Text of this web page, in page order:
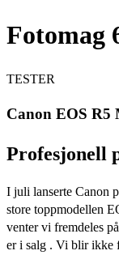
Fotomag
TESTER
Canon EOS
Profesjonell
I juli lanserte Canon
store toppmodellen
venter vi fremdeles
er i salg . Vi blir ikke